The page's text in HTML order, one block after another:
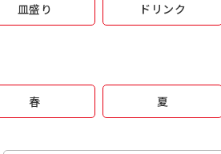
皿盛り ドリンク
春 夏